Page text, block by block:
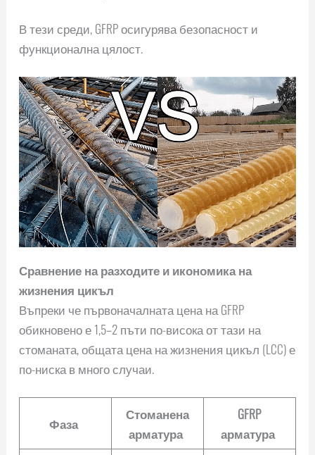
В тези среди, GFRP осигурява безопасност и
функционална цялост.
Сравнение на разходите и икономика на
жизнения цикъл
Въпреки че първоначалната цена на GFRP
обикновено е 1,5–2 пъти по-висока от тази на
стоманата, общата цена на жизнения цикъл (LCC) е
по-ниска в много случаи.
Фаза
Стоманена
арматура
GFRP
арматура